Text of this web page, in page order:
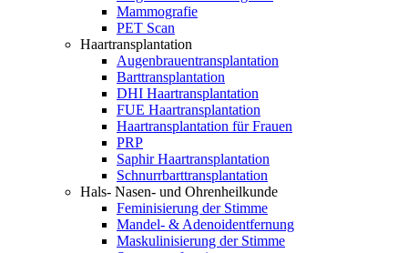
Mammografie
PET Scan
Haartransplantation
Augenbrauentransplantation
Barttransplantation
DHI Haartransplantation
FUE Haartransplantation
Haartransplantation für Frauen
PRP
Saphir Haartransplantation
Schnurrbarttransplantation
Hals- Nasen- und Ohrenheilkunde
Feminisierung der Stimme
Mandel- & Adenoidentfernung
Maskulinisierung der Stimme